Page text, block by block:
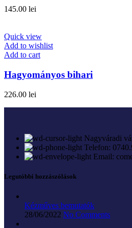
145.00 lei
Quick view
Add to wishlist
Add to cart
Hagyományos bihari
226.00 lei
Nagyváradi
Telefon:
Email:
Legutóbbi hozzászólások
Kézműves bemutatók
28/06/2022 No Comments